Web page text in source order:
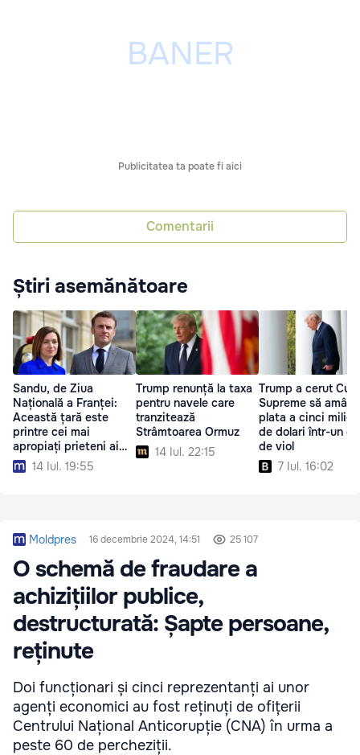
Publicitatea ta poate fi aici
Comentarii
Știri asemănătoare
Sandu, de Ziua
Națională a Franței:
Această țară este
printre cei mai
apropiați prieteni ai
noștri14 Iul. 19:55
Trump renunță la taxa
pentru navele care
tranzitează
Strâmtoarea Ormuz
14 Iul. 22:15
Trump a cerut
Supreme să amâne
plata a cinci
de dolari într-un
de viol
7 Iul. 16:02
Moldpres 16 decembrie 2024, 14:51 25 107
O schemă de fraudare a
achizițiilor publice,
destructurată: Șapte persoane,
reținute
Doi funcționari și cinci reprezentanți ai unor
agenți economici au fost reținuți de ofițerii
Centrului Național Anticorupție (CNA) în urma a
peste 60 de percheziții.